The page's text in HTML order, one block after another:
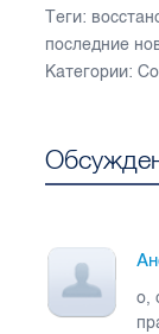
Теги:
последние
Категории:
о,